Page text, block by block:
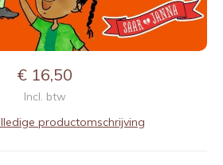
€ 16,50
Incl. btw
productomschrijving